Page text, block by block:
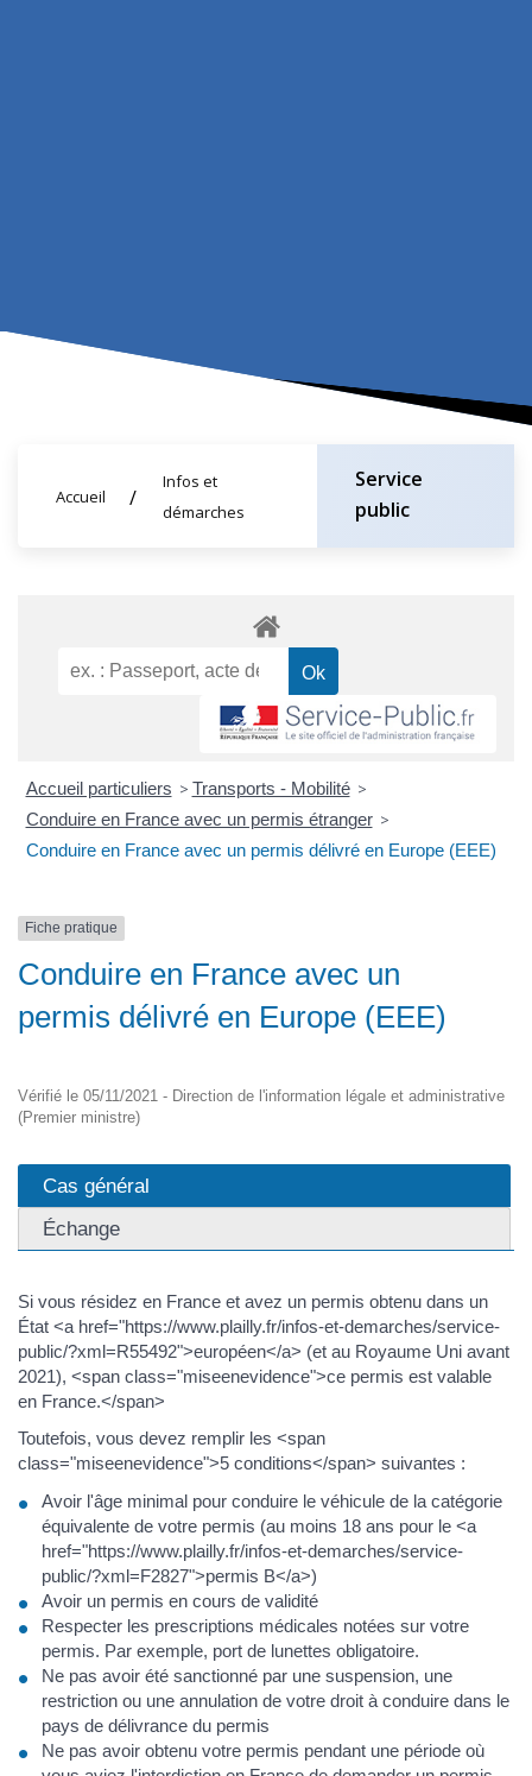
Accueil
Infos et
démarches
Service
public
Accueil particuliers > Transports - Mobilité >
Conduire en France avec un permis étranger >
Conduire en France avec un permis délivré en Europe (EEE)
Fiche pratique
Conduire en France avec un
permis délivré en Europe (EEE)
Vérifié le 05/11/2021 - Direction de l'information légale et administrative
(Premier ministre)
Cas général
Échange
Si vous résidez en France et avez un permis obtenu dans un
État <a href="https://www.plailly.fr/infos-et-demarches/service-
public/?xml=R55492">européen</a> (et au Royaume Uni avant
2021), <span class="miseenevidence">ce permis est valable
en France.</span>
Toutefois, vous devez remplir les <span
class="miseenevidence">5 conditions</span> suivantes :
Avoir l'âge minimal pour conduire le véhicule de la catégorie
équivalente de votre permis (au moins 18 ans pour le <a
href="https://www.plailly.fr/infos-et-demarches/service-
public/?xml=F2827">permis B</a>)
Avoir un permis en cours de validité
Respecter les prescriptions médicales notées sur votre
permis. Par exemple, port de lunettes obligatoire.
Ne pas avoir été sanctionné par une suspension, une
restriction ou une annulation de votre droit à conduire dans le
pays de délivrance du permis
Ne pas avoir obtenu votre permis pendant une période où